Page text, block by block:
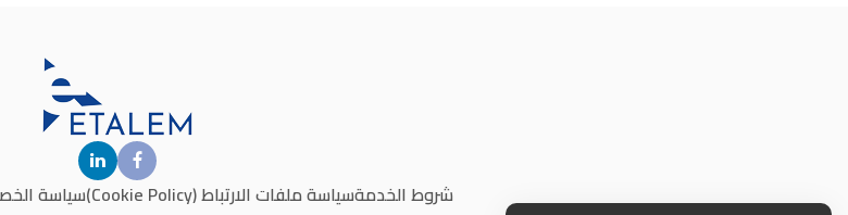
شروط الخدمةسياسة ملفات الارتباط (Cookie Policy) سياسة